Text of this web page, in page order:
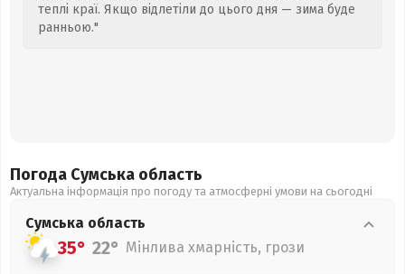
теплі краї. Якщо відлетіли до цього дня — зима буде
ранньою."
Погода Сумська область
Актуальна інформація про погоду та атмосферні умови на сьогодні
Сумська область
35° 22° Мінлива хмарність, грози